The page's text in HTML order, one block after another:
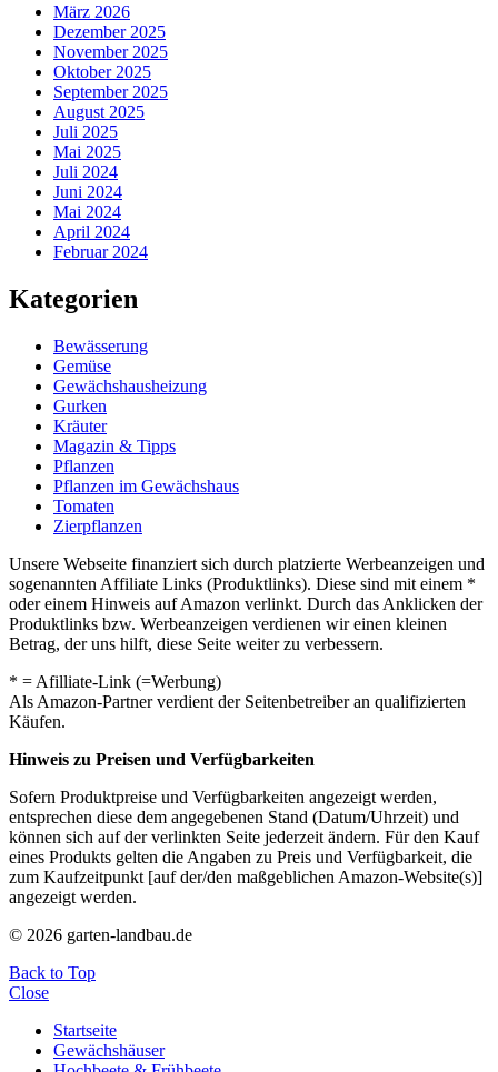
März 2026
Dezember 2025
November 2025
Oktober 2025
September 2025
August 2025
Juli 2025
Mai 2025
Juli 2024
Juni 2024
Mai 2024
April 2024
Februar 2024
Kategorien
Bewässerung
Gemüse
Gewächshausheizung
Gurken
Kräuter
Magazin & Tipps
Pflanzen
Pflanzen im Gewächshaus
Tomaten
Zierpflanzen
Unsere Webseite finanziert sich durch platzierte Werbeanzeigen und
sogenannten Affiliate Links (Produktlinks). Diese sind mit einem *
oder einem Hinweis auf Amazon verlinkt. Durch das Anklicken der
Produktlinks bzw. Werbeanzeigen verdienen wir einen kleinen
Betrag, der uns hilft, diese Seite weiter zu verbessern.
* = Afilliate-Link (=Werbung)
Als Amazon-Partner verdient der Seitenbetreiber an qualifizierten
Käufen.
Hinweis zu Preisen und Verfügbarkeiten
Sofern Produktpreise und Verfügbarkeiten angezeigt werden,
entsprechen diese dem angegebenen Stand (Datum/Uhrzeit) und
können sich auf der verlinkten Seite jederzeit ändern. Für den Kauf
eines Produkts gelten die Angaben zu Preis und Verfügbarkeit, die
zum Kaufzeitpunkt [auf der/den maßgeblichen Amazon-Website(s)]
angezeigt werden.
© 2026 garten-landbau.de
Back to Top
Close
Startseite
Gewächshäuser